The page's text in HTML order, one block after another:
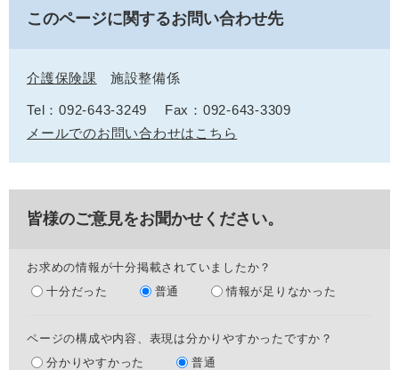
このページに関するお問い合わせ先
介護保険課 施設整備係
Tel：092-643-3249
Fax：092-643-3309
メールでのお問い合わせはこちら
皆様のご意見をお聞かせください。
お求めの情報が十分掲載されていましたか？
十分だった
普通 情報が足りなかった
ページの構成や内容、表現は分かりやすかったですか？
分かりやすかった
普通